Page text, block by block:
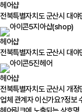
헤어샵
전북특별자치도 군산시 대
지아샵(shop)
헤어샵
전북특별자치도 군산시 대
진헤어
헤어샵
전북특별자치도 군산시 개
업체 관계자 이신가요?정보